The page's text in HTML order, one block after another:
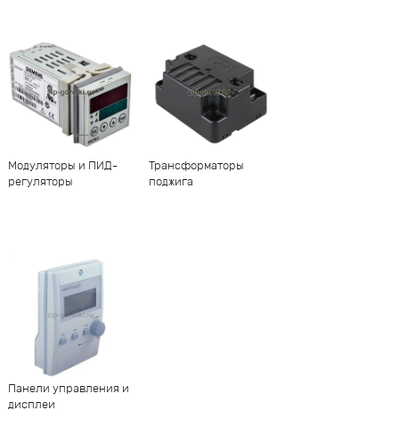
Модуляторы и ПИД-
регуляторы
Трансформаторы
поджига
Панели управления и
дисплеи